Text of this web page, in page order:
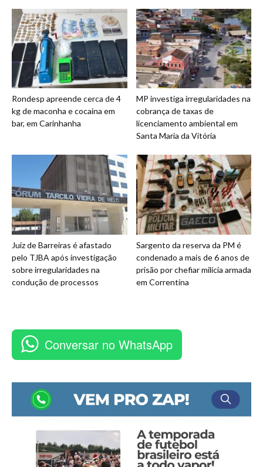
Rondesp apreende cerca de 4
kg de maconha e cocaína em
bar, em Carinhanha
MP investiga irregularidades na
cobrança de taxas de
licenciamento ambiental em
Santa Maria da Vitória
Juiz de Barreiras é afastado
pelo TJBA após investigação
sobre irregularidades na
condução de processos
Sargento da reserva da PM é
condenado a mais de 6 anos de
prisão por chefiar milícia armada
em Correntina
Conversar no WhatsApp